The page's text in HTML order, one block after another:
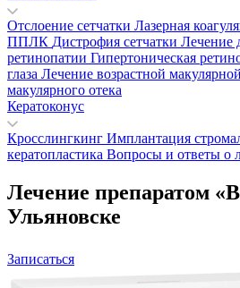
Отслоение сетчатки Лазерная
ППЛК Дистрофия сетчатки Лечение
ретинопатии Гипертоническая
глаза Лечение возрастной
макулярного отека
Кератоконус
Кросслингкинг Имплантация
кератопластика Вопросы и ответы о
Лечение препаратом
Ульяновске
Записаться